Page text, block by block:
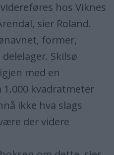
hos Viknes
sier Roland.
former,
Skilsø
med en
kvadratmeter
ikke hva slags
der videre